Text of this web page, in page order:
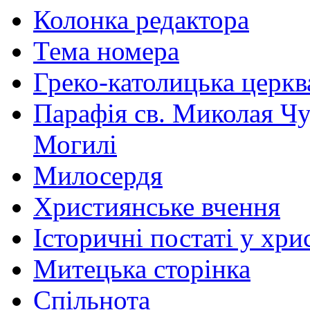
Колонка редактора
Тема номера
Греко-католицька
Парафія св. Миколая
Могилі
Милосердя
Християнське вчення
Історичні постаті у
Митецька сторінка
Спільнота